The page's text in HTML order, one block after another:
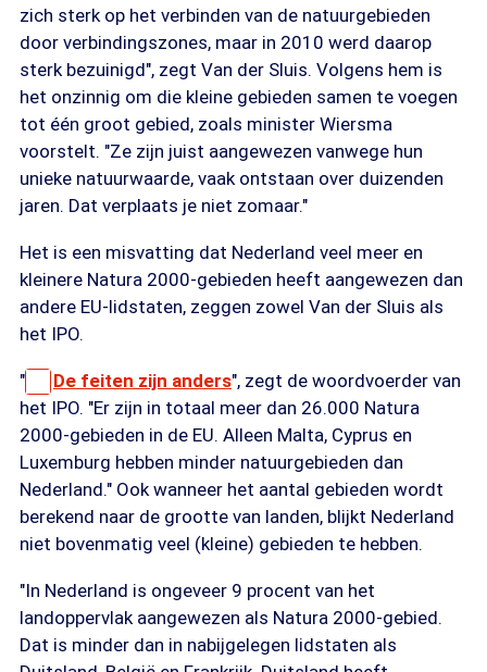
zich sterk op het verbinden van de natuurgebieden
door verbindingszones, maar in 2010 werd daarop
sterk bezuinigd", zegt Van der Sluis. Volgens hem is
het onzinnig om die kleine gebieden samen te voegen
tot één groot gebied, zoals minister Wiersma
voorstelt. "Ze zijn juist aangewezen vanwege hun
unieke natuurwaarde, vaak ontstaan over duizenden
jaren. Dat verplaats je niet zomaar."
Het is een misvatting dat Nederland veel meer en
kleinere Natura 2000-gebieden heeft aangewezen dan
andere EU-lidstaten, zeggen zowel Van der Sluis als
het IPO.
" De feiten zijn anders", zegt de woordvoerder van
het IPO. "Er zijn in totaal meer dan 26.000 Natura
2000-gebieden in de EU. Alleen Malta, Cyprus en
Luxemburg hebben minder natuurgebieden dan
Nederland." Ook wanneer het aantal gebieden wordt
berekend naar de grootte van landen, blijkt Nederland
niet bovenmatig veel (kleine) gebieden te hebben.
"In Nederland is ongeveer 9 procent van het
landoppervlak aangewezen als Natura 2000-gebied.
Dat is minder dan in nabijgelegen lidstaten als